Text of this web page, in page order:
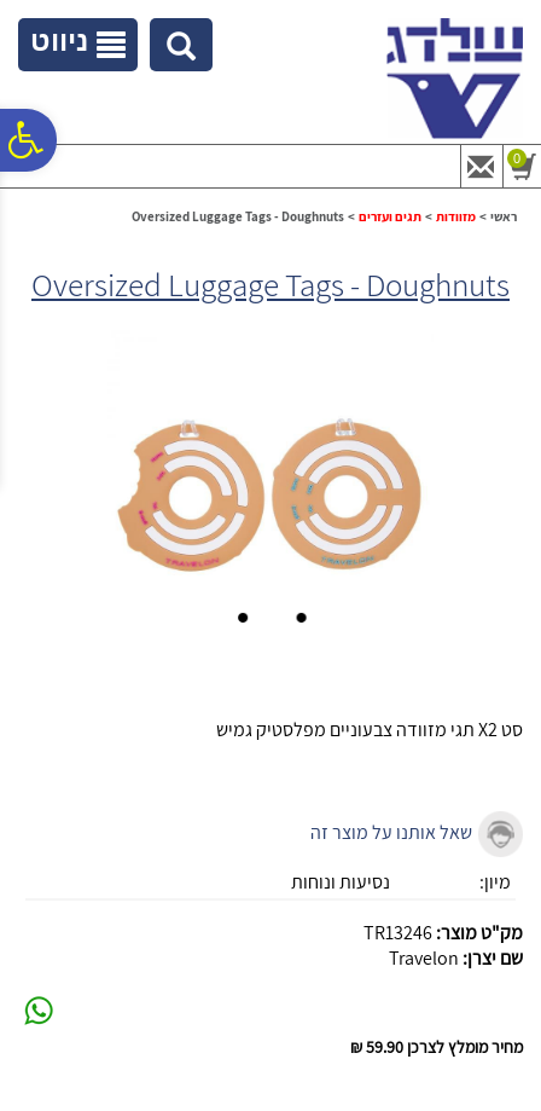
נגישות
ניווט
0
ראשי > מזוודות > תגים ועזרים >
Oversized Luggage Tags - Doughnuts
Oversized Luggage Tags - Doughnuts
סט X2 תגי מזוודה צבעוניים מפלסטיק גמיש
שאל אותנו על מוצר זה
מיון:
נסיעות ונוחות
מק"ט מוצר:TR13246
שם יצרן: Travelon
מחיר מומלץ לצרכן 59.90 ₪